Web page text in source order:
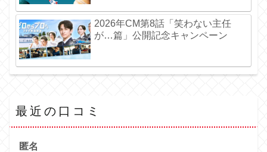
2026年CM第8話「笑わない主任
が…篇」公開記念キャンペーン
最近の口コミ
匿名